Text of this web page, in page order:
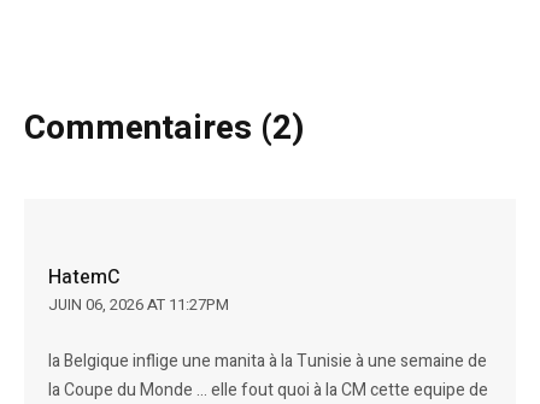
Commentaires (2)
HatemC
JUIN 06, 2026 AT 11:27PM
la Belgique inflige une manita à la Tunisie à une semaine de
la Coupe du Monde … elle fout quoi à la CM cette equipe de